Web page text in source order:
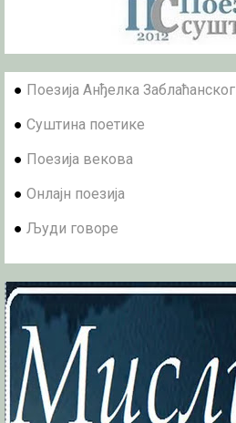
● Поезија Анђелка Заблаћанског
● Суштина поетике
● Поезија векова
● Онлајн поезија
● Људи говоре